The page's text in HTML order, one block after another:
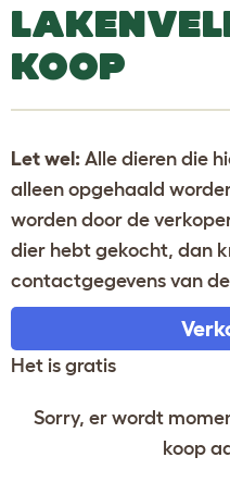
KOOP
Let wel: Alle dieren die
alleen opgehaald
worden door de
dier hebt gekocht, dan
contactgegevens van
Het is gratis
Sorry, er wordt
koop